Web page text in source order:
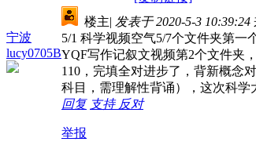
宁波
lucy0705B
楼主| 发表于 2020-5-3 10:39:24
5/1 科学视频空气5/7个文件夹第一
YQF写作记叙文视频第2个文件夹
110，完填全对进步了，背新概念
科目，需理解性背诵），这次科学
回复 支持 反对
举报